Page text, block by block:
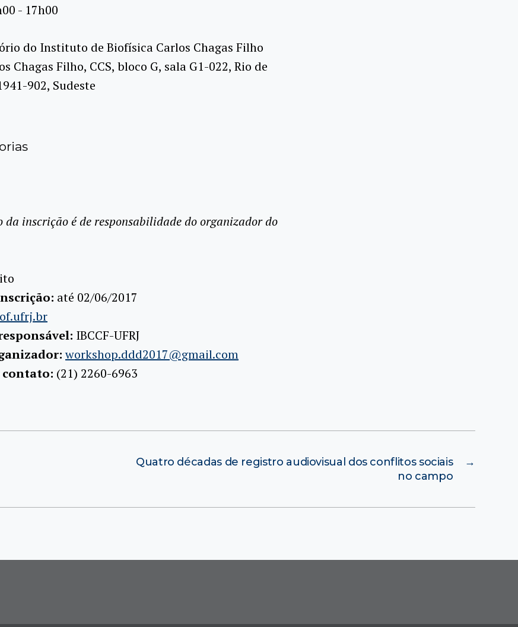
- 17h00
do Instituto de Biofísica Carlos Chagas Filho
Chagas Filho, CCS, bloco G, sala G1-022, Rio de
902, Sudeste
da inscrição é de responsabilidade do organizador do
até 02/06/2017
IBCCF-UFRJ
workshop.ddd2017@gmail.com
contato: (21) 2260-6963
→
Quatro décadas de registro audiovisual dos conflitos sociais
no campo